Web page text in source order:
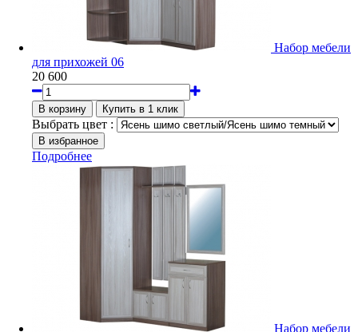
Набор мебели
для прихожей 06
20 600
Выбрать цвет :
Подробнее
Набор мебели